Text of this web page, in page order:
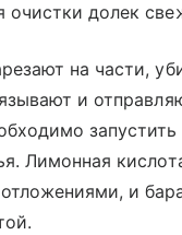
очистки долек
на части,
и
Лимонная
и